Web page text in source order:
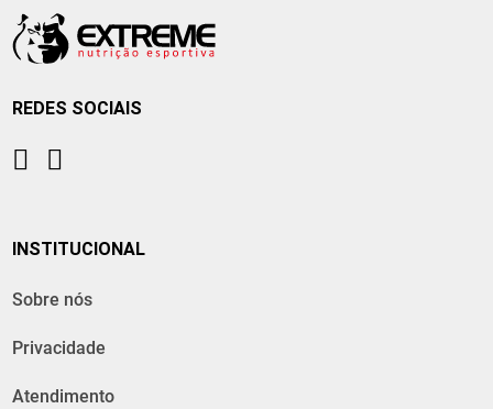
REDES SOCIAIS
INSTITUCIONAL
Sobre nós
Privacidade
Atendimento